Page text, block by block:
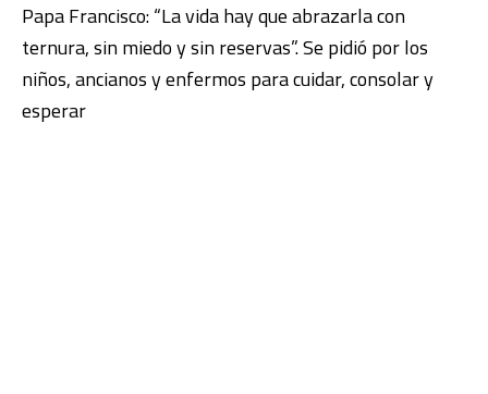
Papa Francisco: “La vida hay que abrazarla con
ternura, sin miedo y sin reservas”. Se pidió por los
niños, ancianos y enfermos para cuidar, consolar y
esperar